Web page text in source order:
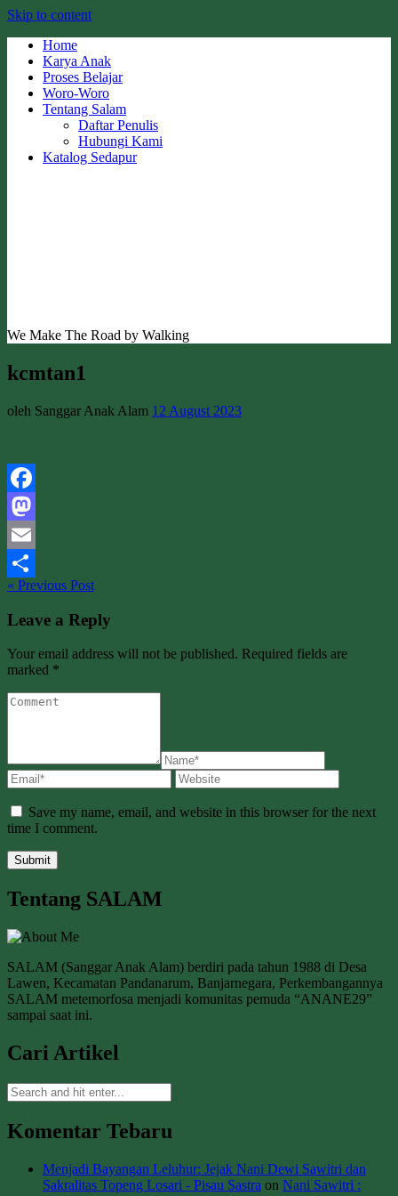
Skip to content
Home
Karya Anak
Proses Belajar
Woro-Woro
Tentang Salam
Daftar Penulis
Hubungi Kami
Katalog Sedapur
We Make The Road by Walking
kcmtan1
oleh Sanggar Anak Alam 12 August 2023
Facebook
Mastodon
Email
Share
« Previous Post
Leave a Reply
Your email address will not be published. Required fields are
marked *
Save my name, email, and website in this browser for the next
time I comment.
Tentang SALAM
SALAM (Sanggar Anak Alam) berdiri pada tahun 1988 di Desa
Lawen, Kecamatan Pandanarum, Banjarnegara, Perkembangannya
SALAM metemorfosa menjadi komunitas pemuda “ANANE29”
sampai saat ini.
Cari Artikel
Komentar Tebaru
Menjadi Bayangan Leluhur: Jejak Nani Dewi Sawitri dan
Sakralitas Topeng Losari - Pisau Sastra on Nani Sawitri :